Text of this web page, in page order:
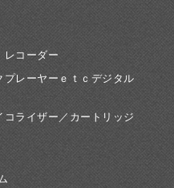
レコーダー
プレーヤーｅｔｃデジタル
ライザー／カートリッジ